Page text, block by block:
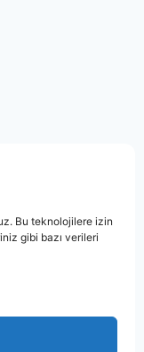
Bu teknolojilere izin
gibi bazı verileri